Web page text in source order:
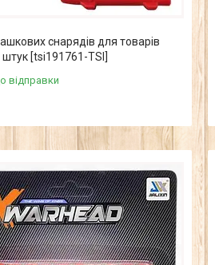
снарядів для товарів
штук [tsi191761-TSI]
відправки